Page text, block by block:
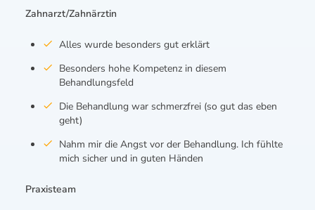
Zahnarzt/Zahnärztin
Alles wurde besonders gut erklärt
Besonders hohe Kompetenz in diesem
Behandlungsfeld
Die Behandlung war schmerzfrei (so gut das eben
geht)
Nahm mir die Angst vor der Behandlung. Ich fühlte
mich sicher und in guten Händen
Praxisteam